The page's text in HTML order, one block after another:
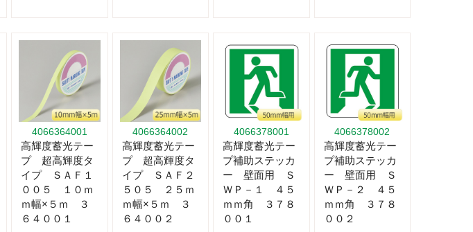
4066364001
高輝度蓄光テー
プ 超高輝度タ
イプ ＳＡＦ１
００５ １０ｍ
ｍ幅×５ｍ ３
６４００１
4066364002
高輝度蓄光テー
プ 超高輝度タ
イプ ＳＡＦ２
５０５ ２５ｍ
ｍ幅×５ｍ ３
６４００２
4066378001
高輝度蓄光テー
プ補助ステッカ
ー 壁面用 Ｓ
ＷＰ－１ ４５
ｍｍ角 ３７８
００１
4066378002
高輝度蓄光テー
プ補助ステッカ
ー 壁面用 Ｓ
ＷＰ－２ ４５
ｍｍ角 ３７８
００２